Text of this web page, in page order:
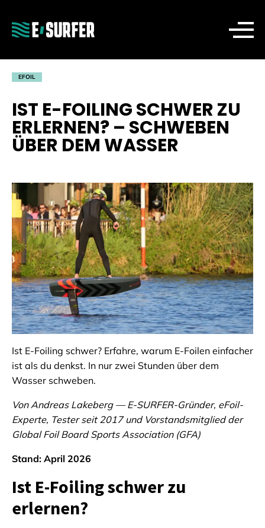
EFOIL
IST E-FOILING SCHWER ZU
ERLERNEN? – SCHWEBEN
ÜBER DEM WASSER
Ist E-Foiling schwer? Erfahre, warum E-Foilen einfacher
ist als du denkst. In nur zwei Stunden über dem
Wasser schweben.
Von Andreas Lakeberg — E-SURFER-Gründer, eFoil-
Experte, Tester seit 2017 und Vorstandsmitglied der
Global Foil Board Sports Association (GFA)
Stand: April 2026
Ist E-Foiling schwer zu
erlernen?